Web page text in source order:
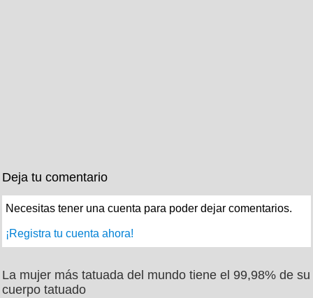
Deja tu comentario
Necesitas tener una cuenta para poder dejar comentarios.
¡Registra tu cuenta ahora!
La mujer más tatuada del mundo tiene el 99,98% de su
cuerpo tatuado